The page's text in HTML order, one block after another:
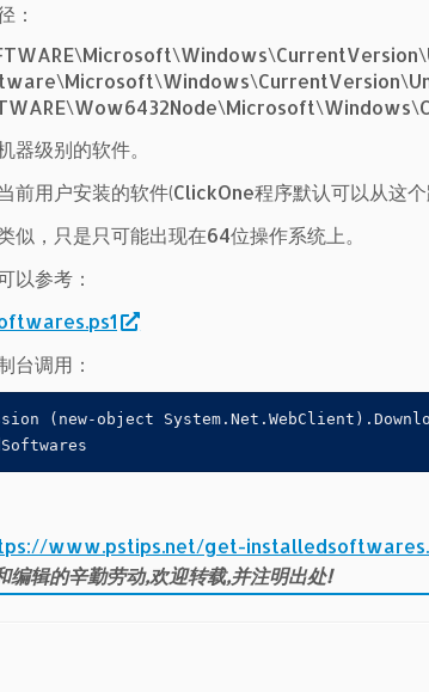
：
器级别的软件。
前用户安装的软件(ClickOne程序默认可以从这个
似，只是只可能出现在64位操作系统上。
以参考：
台调用：
(new-object
www.pstips.net/get-
编辑的辛勤劳动,欢迎转载,并注明出处!